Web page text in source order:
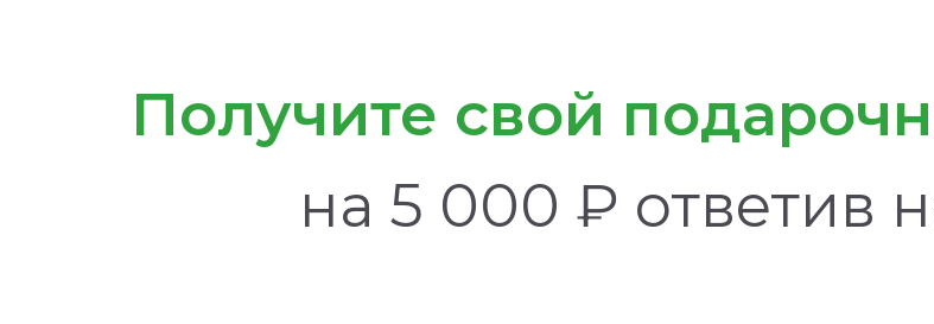
Получите свой
на 5 000 ₽ ответив